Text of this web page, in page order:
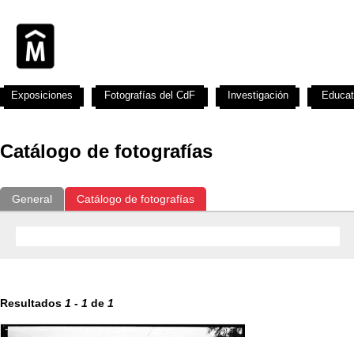
Catálogo de fotografías
General Catálogo de fotografías
Resultados 1 - 1 de 1
Exposiciones Fotografías del CdF Investigación